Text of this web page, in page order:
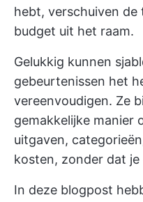
hebt, verschuiven de
budget uit het raam.
Gelukkig kunnen
gebeurtenissen het
vereenvoudigen. Ze
gemakkelijke manier
uitgaven,
kosten, zonder dat
In deze blogpost